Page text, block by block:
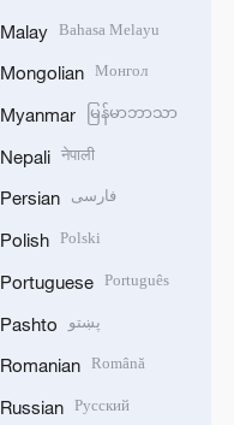
Malay Bahasa Melayu
Mongolian Монгол
Myanmar မြန်မာဘာသာ
Nepali नेपाली
Persian فارسی
Polish Polski
Portuguese Português
Pashto پښتو
Romanian Română
Russian Русский